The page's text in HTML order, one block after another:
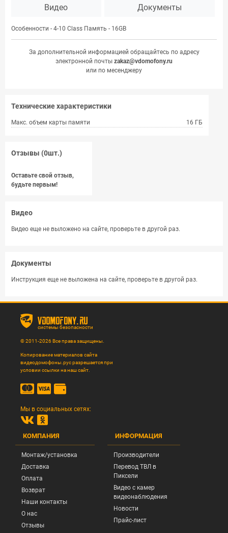
Видео Документы
Особенности - 4-10 Class Память - 16GB
За дополнительной информацией обращайтесь по адресу
электронной почты zakaz@vdomofony.ru
или по месенджеру
Технические характеристики
Макс. объем карты памяти 16 ГБ
Отзывы (0шт.)
Оставьте свой отзыв,
будьте первым!
Видео
Видео еще не выложено на сайте, проверьте в другой раз.
Документы
Инструкция еще не выложена на сайте, проверьте в другой раз.
vdomofony.ru
системы безопасности
© 2011-2026 Все права защищены.
Копирование материалов сайта
видеодомофоны.рус разрешается при
условии ссылки на наш сайт.
Мы в социальных сетях:
КОМПАНИЯ
Монтаж/установка
Доставка
Оплата
Возврат
Наши контакты
О нас
Отзывы
ИНФОРМАЦИЯ
Производители
Перевод ТВЛ в
Пиксели
Видео с камер
видеонаблюдения
Новости
Прайс-лист